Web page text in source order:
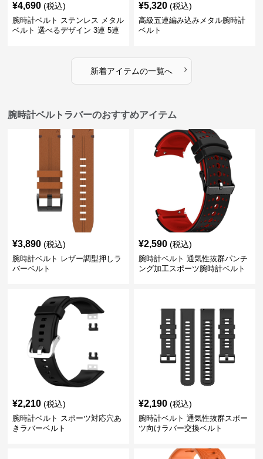
¥4,690 (税込)
腕時計ベルト ステンレス メタル
ベルト 選べるデザイン 3連 5連
¥5,320 (税込)
高級五連編み込みメタル腕時計
ベルト
新着アイテムの一覧へ ›
腕時計ベルトラバーのおすすめアイテム
¥3,890 (税込)
腕時計ベルト レザー調型押しラ
バーベルト
¥2,590 (税込)
腕時計ベルト 通気性抜群パンチ
ング加工スポーツ腕時計ベルト
¥2,210 (税込)
腕時計ベルト スポーツ対応穴あ
きラバーベルト
¥2,190 (税込)
腕時計ベルト 通気性抜群スポー
ツ向けラバー交換ベルト